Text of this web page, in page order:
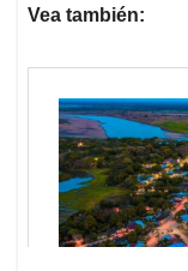
Vea también: